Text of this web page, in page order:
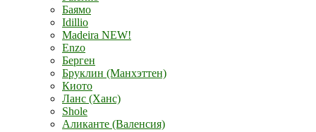
Баямо
Idillio
Madeira NEW!
Enzo
Берген
Бруклин (Манхэттен)
Киото
Ланс (Ханс)
Shole
Аликанте (Валенсия)